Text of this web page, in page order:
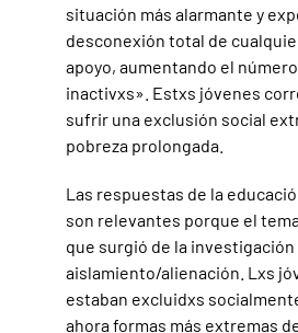
situación más alarmante y
desconexión total de
apoyo, aumentando el
inactivxs». Estxs jóvenes
sufrir una exclusión social
pobreza prolongada.
Las respuestas de la
son relevantes porque el
que surgió de la
aislamiento/alienación. Lxs
estaban excluidxs
ahora formas más extremas